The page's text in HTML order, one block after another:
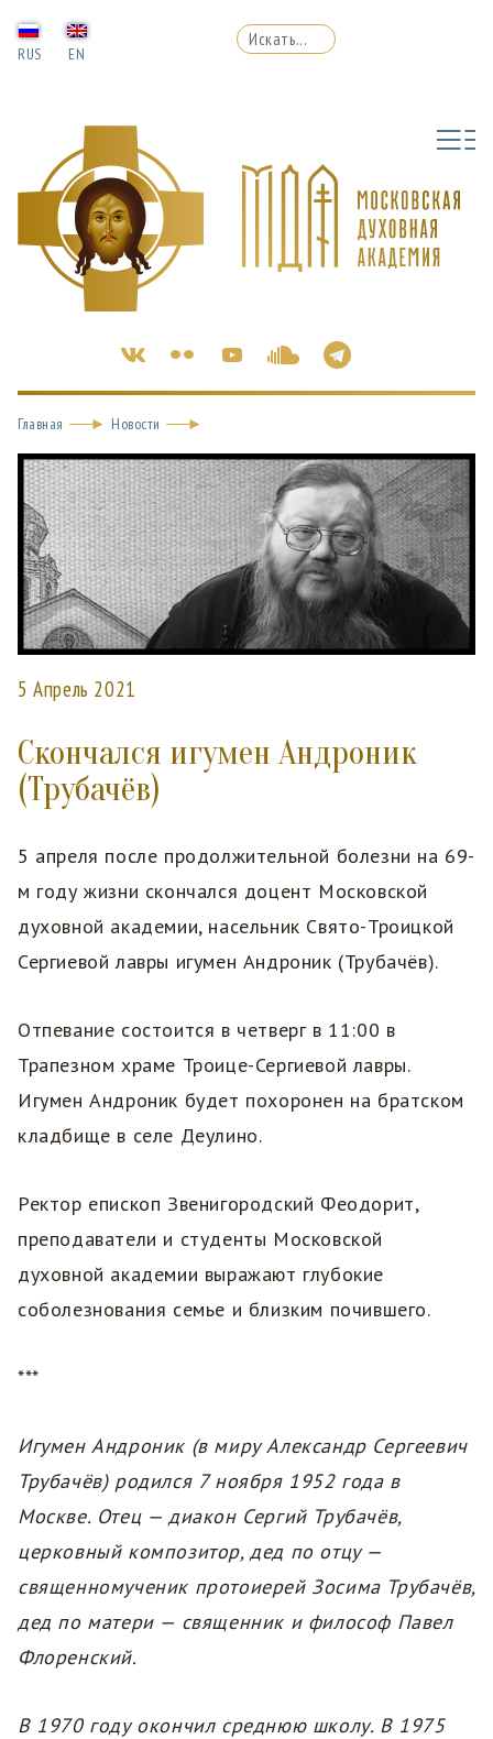
RUS EN
Главная Новости
5 Апрель 2021
Скончался игумен Андроник
(Трубачёв)
5 апреля после продолжительной болезни на 69-
м году жизни скончался доцент Московской
духовной академии, насельник Свято-Троицкой
Сергиевой лавры игумен Андроник (Трубачёв).
Отпевание состоится в четверг в 11:00 в
Трапезном храме Троице-Сергиевой лавры.
Игумен Андроник будет похоронен на братском
кладбище в селе Деулино.
Ректор епископ Звенигородский Феодорит,
преподаватели и студенты Московской
духовной академии выражают глубокие
соболезнования семье и близким почившего.
***
Игумен Андроник (в миру Александр Сергеевич
Трубачёв) родился 7 ноября 1952 года в
Москве. Отец — диакон Сергий Трубачёв,
церковный композитор, дед по отцу —
священномученик протоиерей Зосима Трубачёв,
дед по матери — священник и философ Павел
Флоренский.
В 1970 году окончил среднюю школу. В 1975